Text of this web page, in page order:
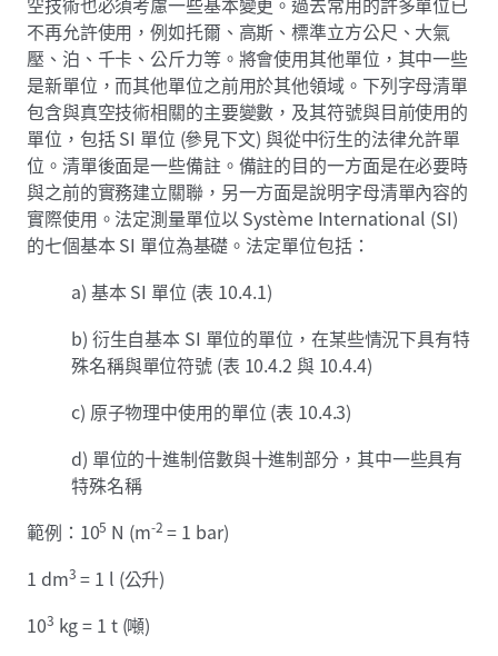
不再允許使用，例如托爾、高斯、標準立方公尺、大氣
壓、泊、千卡、公斤力等。將會使用其他單位，其中一些
是新單位，而其他單位之前用於其他領域。下列字母清單
包含與真空技術相關的主要變數，及其符號與目前使用的
單位，包括 SI 單位 (參見下文) 與從中衍生的法律允許單
位。清單後面是一些備註。備註的目的一方面是在必要時
與之前的實務建立關聯，另一方面是說明字母清單內容的
實際使用。法定測量單位以 Système International (SI)
的七個基本 SI 單位為基礎。法定單位包括：
a) 基本 SI 單位 (表 10.4.1)
b) 衍生自基本 SI 單位的單位，在某些情況下具有特
殊名稱與單位符號 (表 10.4.2 與 10.4.4)
c) 原子物理中使用的單位 (表 10.4.3)
d) 單位的十進制倍數與十進制部分，其中一些具有
特殊名稱
範例：105 N (m-2 = 1 bar)
1 dm3 = 1 l (公升)
103 kg = 1 t (噸)